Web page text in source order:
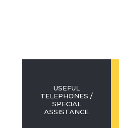
USEFUL
TELEPHONES /
SPECIAL
ASSISTANCE